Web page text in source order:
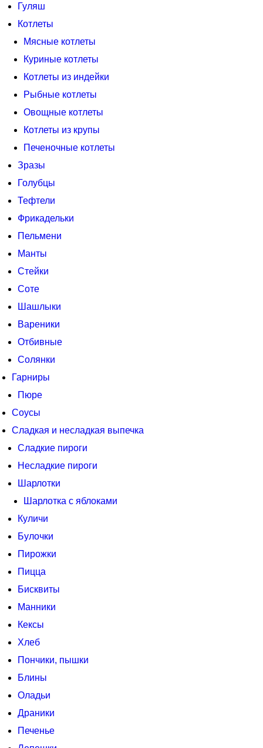
Гуляш
Котлеты
Мясные котлеты
Куриные котлеты
Котлеты из индейки
Рыбные котлеты
Овощные котлеты
Котлеты из крупы
Печеночные котлеты
Зразы
Голубцы
Тефтели
Фрикадельки
Пельмени
Манты
Стейки
Соте
Шашлыки
Вареники
Отбивные
Солянки
Гарниры
Пюре
Соусы
Сладкая и несладкая выпечка
Сладкие пироги
Несладкие пироги
Шарлотки
Шарлотка с яблоками
Куличи
Булочки
Пирожки
Пицца
Бисквиты
Манники
Кексы
Хлеб
Пончики, пышки
Блины
Оладьи
Драники
Печенье